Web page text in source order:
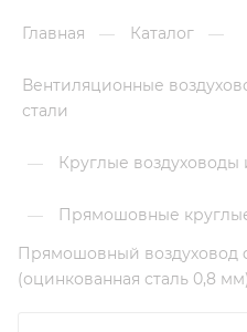
Главная — Каталог —
Вентиляционные
стали
— Круглые воздуховоды
— Прямошовные
Прямошовный воздуховод d
(оцинкованная сталь 0,8 мм)